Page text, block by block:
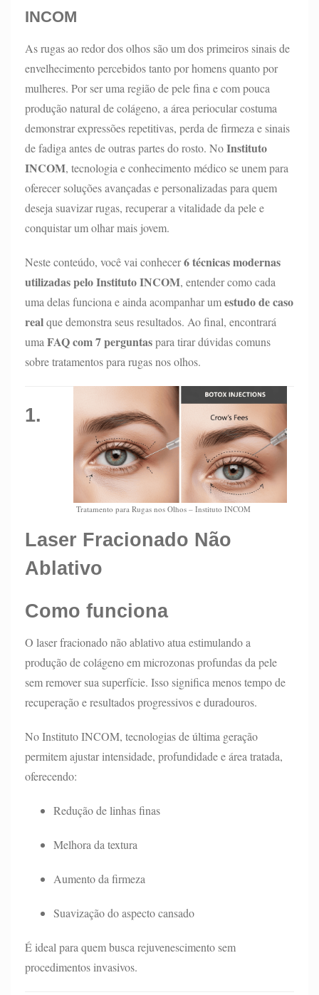
INCOM
As rugas ao redor dos olhos são um dos primeiros sinais de
envelhecimento percebidos tanto por homens quanto por
mulheres. Por ser uma região de pele fina e com pouca
produção natural de colágeno, a área periocular costuma
demonstrar expressões repetitivas, perda de firmeza e sinais
de fadiga antes de outras partes do rosto. NoInstituto
INCOM, tecnologia e conhecimento médico se unem para
oferecer soluções avançadas e personalizadas para quem
deseja suavizar rugas, recuperar a vitalidade da pele e
conquistar um olhar mais jovem.
Neste conteúdo, você vai conhecer6 técnicas modernas
utilizadas pelo Instituto INCOM, entender como cada
uma delas funciona e ainda acompanhar umestudo de caso
realque demonstra seus resultados. Ao final, encontrará
uma FAQ com 7 perguntaspara tirar dúvidas comuns
sobre tratamentos para rugas nos olhos.
Tratamento para Rugas nos Olhos – Instituto INCOM
1.
Laser Fracionado Não
Ablativo
Como funciona
O laser fracionado não ablativo atua estimulando a
produção de colágeno em microzonas profundas da pele
sem remover sua superfície. Isso significa menos tempo de
recuperação e resultados progressivos e duradouros.
No Instituto INCOM, tecnologias de última geração
permitem ajustar intensidade, profundidade e área tratada,
oferecendo:
Redução de linhas finas
Melhora da textura
Aumento da firmeza
Suavização do aspecto cansado
É ideal para quem busca rejuvenescimento sem
procedimentos invasivos.